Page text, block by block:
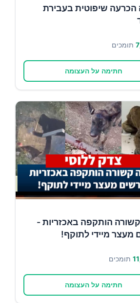
הכרעה שיפוטית בעבירת
תומכים
חתימה על העצומה
הותקפה באכזריות -
מעצר מיידי לתוקף!
תומכים
חתימה על העצומה